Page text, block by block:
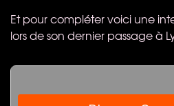
Et pour compléter voici une
lors de son dernier passage à